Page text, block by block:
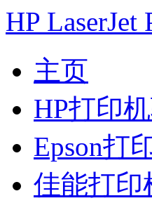
HP LaserJet
主页
HP打印
Epson打
佳能打印